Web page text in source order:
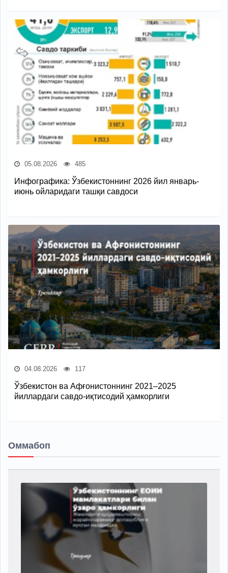
05.08.2026 485
Инфографика: Ўзбекистоннинг 2026 йил январь-
июнь ойларидаги ташқи савдоси
04.08.2026 117
Ўзбекистон ва Афғонистоннинг 2021–2025
йиллардаги савдо-иқтисодий ҳамкорлиги
Оммабоп